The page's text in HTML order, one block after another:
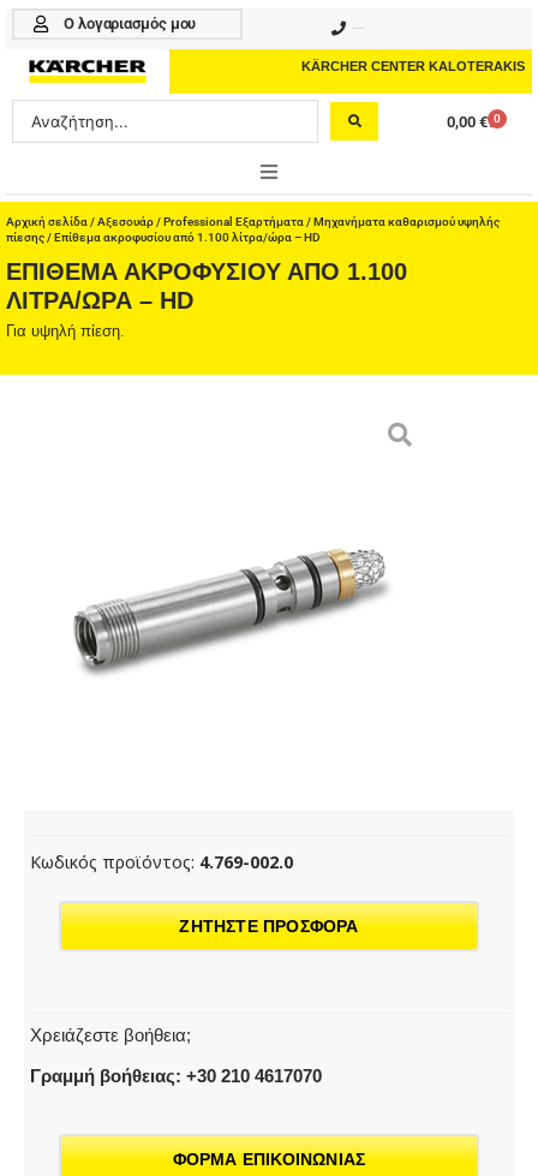
Μετάβαση
περιεχόμενο
Ο λογαριασμός μου
KÄRCHER CENTER KALOTERAKIS
Search
...
0,00 € 0
Cart
ONLINE SHOP
HOME & GARDEN
PROFESSIONAL
ΑΞΕΣΟΥΑΡ
Αρχική σελίδα /Αξεσουάρ/Professional Εξαρτήματα /Μηχανήματα καθαρισμού υψηλής
πίεσης/ Επίθεμα ακροφυσίου από 1.100 λίτρα/ώρα – HD
ΕΠΊΘΕΜΑ ΑΚΡΟΦΥΣΊΟΥ ΑΠΌ 1.100
ΛΊΤΡΑ/ΏΡΑ – HD
Για υψηλή πίεση.
Κωδικός προϊόντος: 4.769-002.0
ΖΗΤΗΣΤΕ ΠΡΟΣΦΟΡΑ
Χρειάζεστε βοήθεια;
Γραμμή βοήθειας: +30 210 4617070
ΦΟΡΜΑ ΕΠΙΚΟΙΝΩΝΙΑΣ